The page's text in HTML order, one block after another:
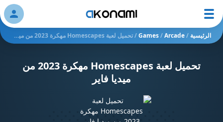
الرئيسية /
Games/Arcade
/تحميل لعبة Homescapes مهكرة 2023 من ميديا فاير
تحميل لعبة Homescapes مهكرة 2023 من
ميديا فاير